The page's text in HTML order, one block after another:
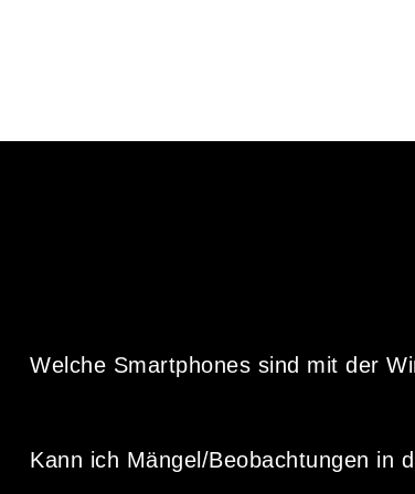
Welche Smartphones sind mit der
Kann ich Mängel/Beobachtungen in